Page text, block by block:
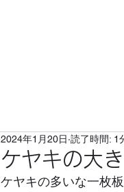
ケヤキの大
2024年1月20日 読了時間: 1
ケヤキの多いな一枚